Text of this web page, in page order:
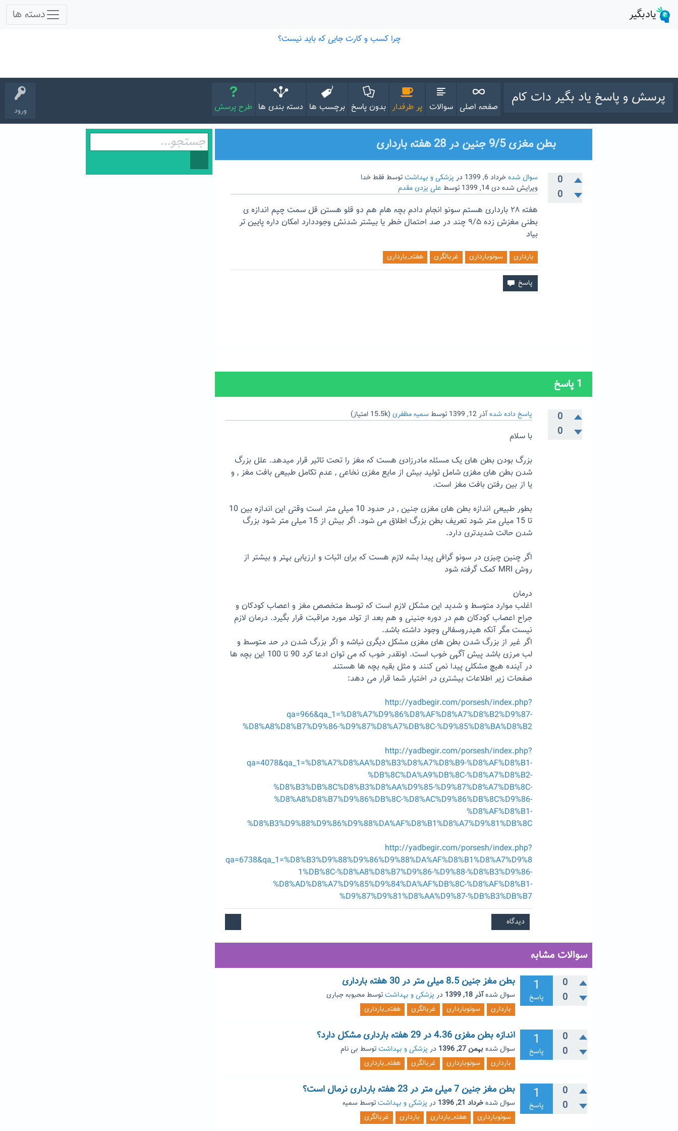
ورود
پرسش و پاسخ یاد بگیر دات کام
صفحه اصلی سوالات پر طرفدار بدون پاسخ برچسب ها دسته بندی ها طرح پرسش
بطن مغزی 9/5 جنین در 28 هفته بارداری
0
0
سوال شدهخرداد 6, 1399 در پزشکی و بهداشتتوسط فقط خدا
ویرایش شده دی 14, 1399 توسط علی یزدی مقدم
هفته ۲۸ بارداری هستم سونو انجام دادم بچه هام هم دو قلو هستن قل سمت چپم اندازه ی
بطنی مغزش زده ۹/۵ چند در صد احتمال خطر یا بیشتر شدنش وجوددارد امکان داره پایین تر
بیاد
بارداری سونوبارداری غربالگری هفته_بارداری
1پاسخ
0
0
پاسخ داده شدهآذر 12, 1399 توسط سمیه مظفری (
15.5k امتیاز)
با سلام
بزرگ بودن بطن های یک مسئله مادرزادی هست که مغز را تحت تاثیر قرار میدهد. علل بزرگ
شدن بطن های مغزی شامل تولید بیش از مایع مغزی نخاعی , عدم تکامل طبیعی بافت مغز , و
یا از بین رفتن بافت مغز است.
بطور طبیعی اندازه بطن های مغزی جنین , در حدود 10 میلی متر است وقتی این اندازه بین 10
تا 15 میلی متر شود تعریف بطن بزرگ اطلاق می شود. اگر بیش از 15 میلی متر شود بزرگ
شدن حالت شدیدتری دارد.
اگر چنین چیزی در سونو گرافی پیدا بشه لازم هست که برای اثبات و ارزیابی بهتر و بیشتر از
روش MRI کمک گرفته شود
درمان
اغلب موارد متوسط و شدید این مشکل لازم است که توسط متخصص مغز و اعصاب کودکان و
جراح اعصاب کودکان هم در دوره جنینی و هم بعد از تولد مورد مراقبت قرار بگیرد. درمان لازم
نیست مگر آنکه هیدروسفالی وجود داشته باشد.
اگر غیر از بزرگ شدن بطن های مغزی مشکل دیگری نباشه و اگر بزرگ شدن در حد متوسط و
لب مرزی باشد پیش آگهی خوب است. اونقدر خوب که می توان ادعا کرد 90 تا 100 این بچه ها
در آینده هیچ مشکلی پیدا نمی کنند و مثل بقیه بچه ها هستند
صفحات زیر اطلاعات بیشتری در اختیار شما قرار می دهد:
http://yadbegir.com/porsesh/index.php?
qa=966&qa_1=%D8%A7%D9%86%D8%AF%D8%A7%D8%B2%D9%87-
%D8%A8%D8%B7%D9%86-%D9%87%D8%A7%DB%8C-%D9%85%D8%BA%D8%B2
http://yadbegir.com/porsesh/index.php?
qa=4078&qa_1=%D8%A7%D8%AA%D8%B3%D8%A7%D8%B9-%D8%AF%D8%B1-
%DB%8C%DA%A9%DB%8C-%D8%A7%D8%B2-
%D8%B3%DB%8C%D8%B3%D8%AA%D9%85-%D9%87%D8%A7%DB%8C-
%D8%A8%D8%B7%D9%86%DB%8C-%D8%AC%D9%86%DB%8C%D9%86-
%D8%AF%D8%B1-
%D8%B3%D9%88%D9%86%D9%88%DA%AF%D8%B1%D8%A7%D9%81%DB%8C
http://yadbegir.com/porsesh/index.php?
qa=6738&qa_1=%D8%B3%D9%88%D9%86%D9%88%DA%AF%D8%B1%D8%A7%D9%8
1%DB%8C-%D8%A8%D8%B7%D9%86-%D9%88-%D8%B3%D9%86-
%D8%AD%D8%A7%D9%85%D9%84%DA%AF%DB%8C-%D8%AF%D8%B1-
%D9%87%D9%81%D8%AA%D9%87-%DB%B3%DB%B7
سوالات مشابه
0
0
1
پاسخ
بطن مغز جنین 8.5 میلی متر در 30 هفته بارداری
سوال شدهآذر 18, 1399 در پزشکی و بهداشتتوسط محبوبه جباری
بارداری
سونوبارداری غربالگری هفته_بارداری
0
0
1
پاسخ
اندازه بطن مغزی 4.36 در 29 هفته بارداری مشکل دارد؟
سوال شدهبهمن 27, 1396 در پزشکی و بهداشتتوسط بی نام
بارداری
سونوبارداری غربالگری هفته_بارداری
0
0
1
پاسخ
بطن مغز جنین 7 میلی متر در 23 هفته بارداری نرمال است؟
سوال شدهخرداد 21, 1396 در پزشکی و بهداشتتوسط سمیه
سونوبارداری
هفته_بارداری بارداری غربالگری